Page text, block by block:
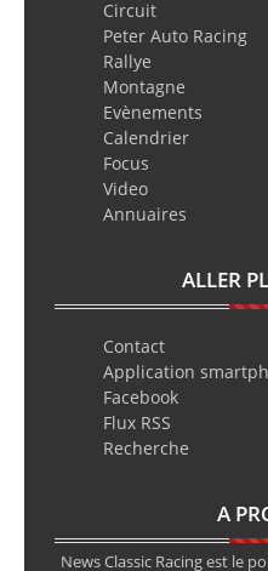
Circuit
Peter Auto Racing
Rallye
Montagne
Evènements
Calendrier
Focus
Video
Annuaires
ALLER
Contact
Application
Facebook
Flux RSS
Recherche
A
News Classic Racing est le